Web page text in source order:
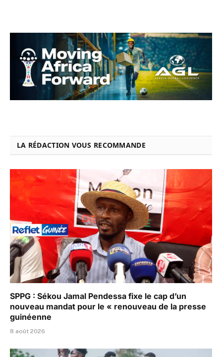
LA RÉDACTION VOUS RECOMMANDE
SPPG : Sékou Jamal Pendessa fixe le cap d’un
nouveau mandat pour le « renouveau de la presse
guinéenne
8 août 2026